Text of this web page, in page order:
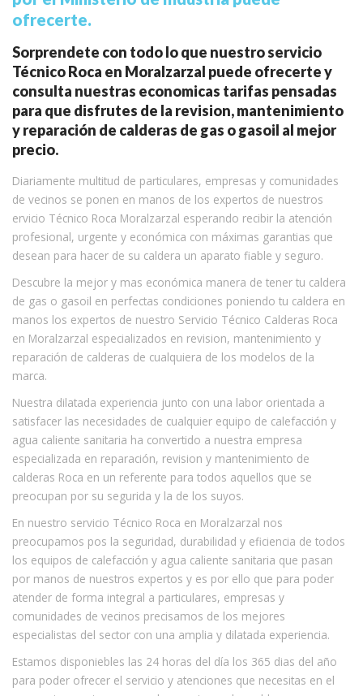
ofrecerte.
Sorprendete con todo lo que nuestro servicio
Técnico Roca en Moralzarzal puede ofrecerte y
consulta nuestras economicas tarifas pensadas
para que disfrutes de la revision, mantenimiento
y reparación de calderas de gas o gasoil al mejor
precio.
Diariamente multitud de particulares, empresas y comunidades
de vecinos se ponen en manos de los expertos de nuestros
ervicio Técnico Roca Moralzarzal esperando recibir la atención
profesional, urgente y económica con máximas garantias que
desean para hacer de su caldera un aparato fiable y seguro.
Descubre la mejor y mas económica manera de tener tu caldera
de gas o gasoil en perfectas condiciones poniendo tu caldera en
manos los expertos de nuestro Servicio Técnico Calderas Roca
en Moralzarzal especializados en revision, mantenimiento y
reparación de calderas de cualquiera de los modelos de la
marca.
Nuestra dilatada experiencia junto con una labor orientada a
satisfacer las necesidades de cualquier equipo de calefacción y
agua caliente sanitaria ha convertido a nuestra empresa
especializada en reparación, revision y mantenimiento de
calderas Roca en un referente para todos aquellos que se
preocupan por su segurida y la de los suyos.
En nuestro servicio Técnico Roca en Moralzarzal nos
preocupamos pos la seguridad, durabilidad y eficiencia de todos
los equipos de calefacción y agua caliente sanitaria que pasan
por manos de nuestros expertos y es por ello que para poder
atender de forma integral a particulares, empresas y
comunidades de vecinos precisamos de los mejores
especialistas del sector con una amplia y dilatada experiencia.
Estamos disponiebles las 24 horas del día los 365 dias del año
para poder ofrecer el servicio y atenciones que necesitas en el